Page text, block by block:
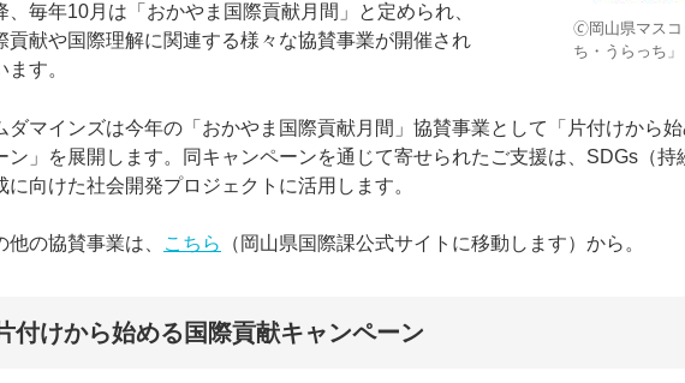
、毎年10月は「おかやま国際貢献月間」と定められ、
貢献や国際理解に関連する様々な協賛事業が開催され
ます。
🄫岡山県マスコ
ち・うらっち」
ダマインズは今年の「おかやま国際貢献月間」協賛事業として「片付けから
ン」を展開します。同キャンペーンを通じて寄せられたご支援は、SDGs（持
に向けた社会開発プロジェクトに活用します。
他の協賛事業は、 こちら （岡山県国際課公式サイトに移動します）から。
付けから始める国際貢献キャンペーン